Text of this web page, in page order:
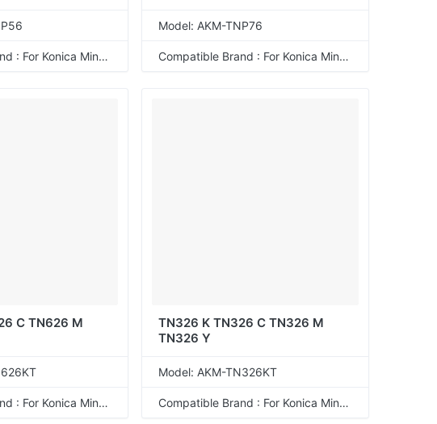
Compatible Brand : For Konica Minolta
Model: AKM-TNP76
Compatible Brand : For Konica Minolta
C TN626 M
Compatible Brand : For Konica Minolta
TN326 K TN326 C TN326 M
TN326 Y
Model: AKM-TN326KT
Compatible Brand : For Konica Minolta